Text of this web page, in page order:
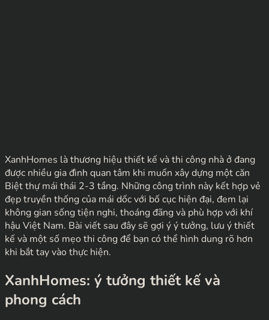
XanhHomes là thương hiệu thiết kế và thi công nhà ở đang
được nhiều gia đình quan tâm khi muốn xây dựng một căn
Biệt thự mái thái 2-3 tầng. Những công trình này kết hợp vẻ
đẹp truyền thống của mái dốc với bố cục hiện đại, đem lại
không gian sống tiện nghi, thoáng đãng và phù hợp với khí
hậu Việt Nam. Bài viết sau đây sẽ gợi ý ý tưởng, lưu ý thiết
kế và một số mẹo thi công để bạn có thể hình dung rõ hơn
khi bắt tay vào thực hiện.
XanhHomes: ý tưởng thiết kế và
phong cách